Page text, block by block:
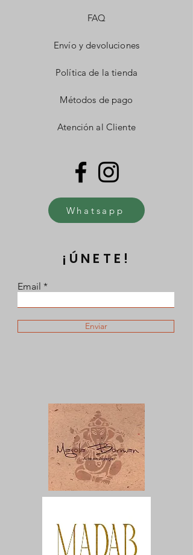
FAQ
Envío y devoluciones
Política de la tienda
Métodos de pago
Atención al Cliente
Whatsapp
¡ÚNETE!
Email
Enviar